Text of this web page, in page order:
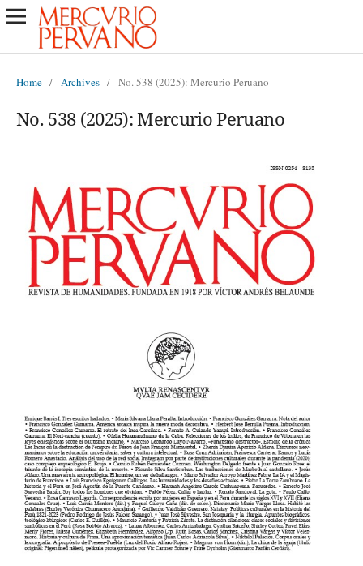
Home / Archives / No. 538 (2025): Mercurio Peruano
No. 538 (2025): Mercurio Peruano